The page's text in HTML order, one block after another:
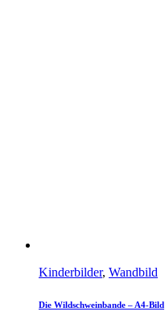
Kinderbilder, Wandbild
Die Wildschweinbande – A4-Bild